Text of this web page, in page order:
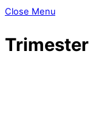
Close Menu
Trimester